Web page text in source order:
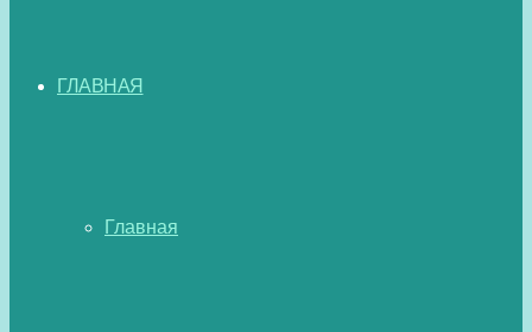
ГЛАВНАЯ
Главная